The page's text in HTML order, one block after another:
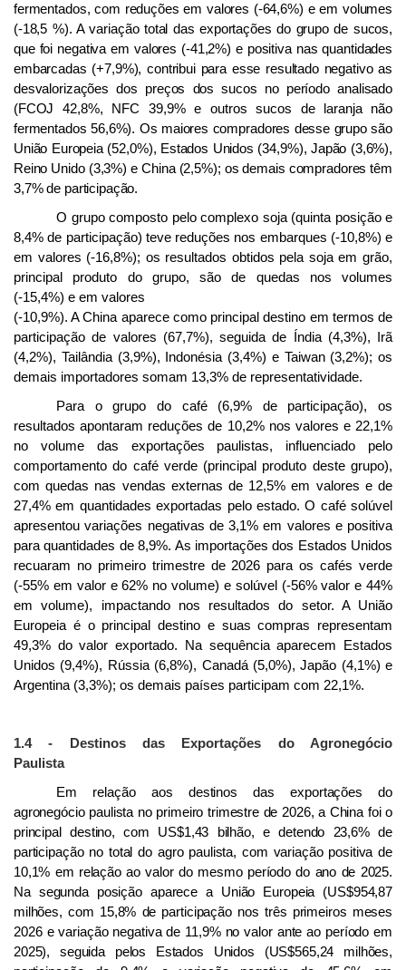
fermentados, com reduções em valores (-64,6%) e em volumes
(-18,5 %). A variação total das exportações do grupo de sucos,
que foi negativa em valores (-41,2%) e positiva nas quantidades
embarcadas (+7,9%), contribui para esse resultado negativo as
desvalorizações dos preços dos sucos no período analisado
(FCOJ 42,8%, NFC 39,9% e outros sucos de laranja não
fermentados 56,6%). Os maiores compradores desse grupo são
União Europeia (52,0%), Estados Unidos (34,9%), Japão (3,6%),
Reino Unido (3,3%) e China (2,5%); os demais compradores têm
3,7% de participação.
O grupo composto pelo complexo soja (quinta posição e
8,4% de participação) teve reduções nos embarques (-10,8%) e
em valores (-16,8%); os resultados obtidos pela soja em grão,
principal produto do grupo, são de quedas nos volumes
(-15,4%) e em valores
(-10,9%).A China aparece como principal destino em termos de
participação de valores (67,7%), seguida de Índia (4,3%), Irã
(4,2%), Tailândia (3,9%), Indonésia (3,4%) e Taiwan (3,2%); os
demais importadores somam 13,3% de representatividade.
Para o grupo do café (6,9% de participação), os
resultados apontaram reduções de 10,2% nos valores e 22,1%
no volume das exportações paulistas, influenciado pelo
comportamento do café verde (principal produto deste grupo),
com quedas nas vendas externas de 12,5% em valores e de
27,4% em quantidades exportadas pelo estado. O café solúvel
apresentou variações negativas de 3,1% em valores e positiva
para quantidades de 8,9%. As importações dos Estados Unidos
recuaram no primeiro trimestre de 2026 para os cafés verde
(-55% em valor e 62% no volume) e solúvel (-56% valor e 44%
em volume), impactando nos resultados do setor. A União
Europeia é o principal destino e suas compras representam
49,3% do valor exportado. Na sequência aparecem Estados
Unidos (9,4%), Rússia (6,8%), Canadá (5,0%), Japão (4,1%) e
Argentina (3,3%); os demais países participam com 22,1%.
1.4 - Destinos das Exportações do Agronegócio
Paulista
Em relação aos destinos das exportações do
agronegócio paulista no primeiro trimestre de 2026, a China foi o
principal destino, com US$1,43 bilhão, e detendo 23,6% de
participação no total do agro paulista, com variação positiva de
10,1% em relação ao valor do mesmo período do ano de 2025.
Na segunda posição aparece a União Europeia (US$954,87
milhões, com 15,8% de participação nos três primeiros meses
2026 e variação negativa de 11,9% no valor ante ao período em
2025), seguida pelos Estados Unidos (US$565,24 milhões,